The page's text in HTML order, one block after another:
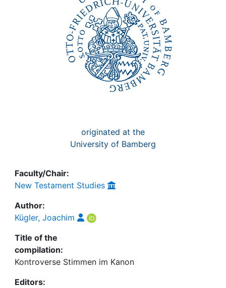
originated at the
University of Bamberg
Faculty/Chair:
New Testament Studies
Author:
Kügler, Joachim
Title of the
compilation:
Kontroverse Stimmen im Kanon
Editors: